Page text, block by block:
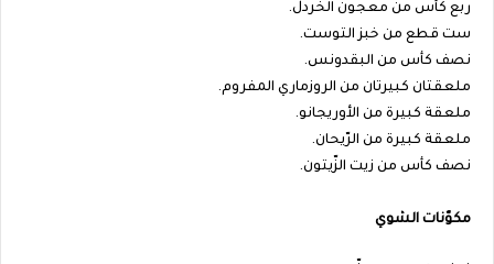
ربع كأس من معجون الخردل.
ست قطع من خبز التوست.
نصف كأس من البقدونس.
ملعقتان كبيرتان من الروزماري المفروم.
ملعقة كبيرة من الأوريجانو.
ملعقة كبيرة من الرّيحان.
نصف كأس من زيت الزّيتون.
مكوّنات الشوي